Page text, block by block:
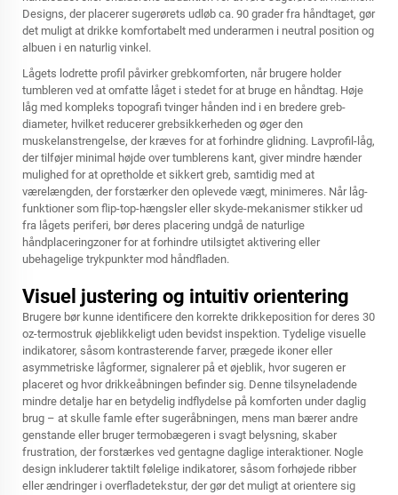
Designs, der placerer sugerørets udløb ca. 90 grader fra håndtaget, gør
det muligt at drikke komfortabelt med underarmen i neutral position og
albuen i en naturlig vinkel.
Lågets lodrette profil påvirker grebkomforten, når brugere holder
tumbleren ved at omfatte låget i stedet for at bruge en håndtag. Høje
låg med kompleks topografi tvinger hånden ind i en bredere greb-
diameter, hvilket reducerer grebsikkerheden og øger den
muskelanstrengelse, der kræves for at forhindre glidning. Lavprofil-låg,
der tilføjer minimal højde over tumblerens kant, giver mindre hænder
mulighed for at opretholde et sikkert greb, samtidig med at
værelængden, der forstærker den oplevede vægt, minimeres. Når låg-
funktioner som flip-top-hængsler eller skyde-mekanismer stikker ud
fra lågets periferi, bør deres placering undgå de naturlige
håndplaceringzoner for at forhindre utilsigtet aktivering eller
ubehagelige trykpunkter mod håndfladen.
Visuel justering og intuitiv orientering
Brugere bør kunne identificere den korrekte drikkeposition for deres 30
oz-termostruk øjeblikkeligt uden bevidst inspektion. Tydelige visuelle
indikatorer, såsom kontrasterende farver, prægede ikoner eller
asymmetriske lågformer, signalerer på et øjeblik, hvor sugeren er
placeret og hvor drikkeåbningen befinder sig. Denne tilsyneladende
mindre detalje har en betydelig indflydelse på komforten under daglig
brug – at skulle famle efter sugeråbningen, mens man bærer andre
genstande eller bruger termobægeren i svagt belysning, skaber
frustration, der forstærkes ved gentagne daglige interaktioner. Nogle
design inkluderer taktilt følelige indikatorer, såsom forhøjede ribber
eller ændringer i overfladetekstur, der gør det muligt at orientere sig